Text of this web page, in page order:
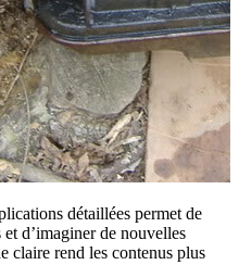
détaillées permet de
d’imaginer de nouvelles
claire rend les contenus plus